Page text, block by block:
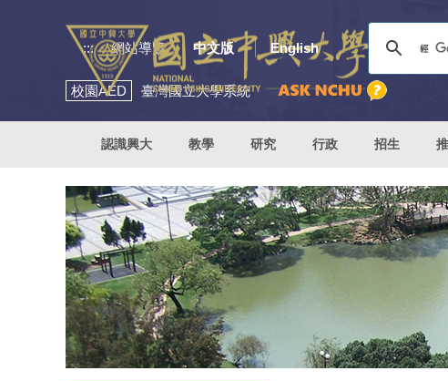
::: 網站導覽 中文版 English
校園AED 臺灣國立大學系統
認識興大 教學 研究 行政 招生